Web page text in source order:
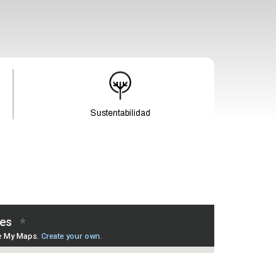
Sustentabilidad